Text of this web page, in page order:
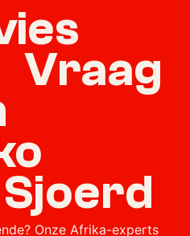
Vraag
Onze Afrika-experts